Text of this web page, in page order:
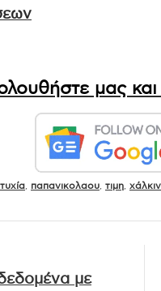
μας
παπανικολαου τιμη
με